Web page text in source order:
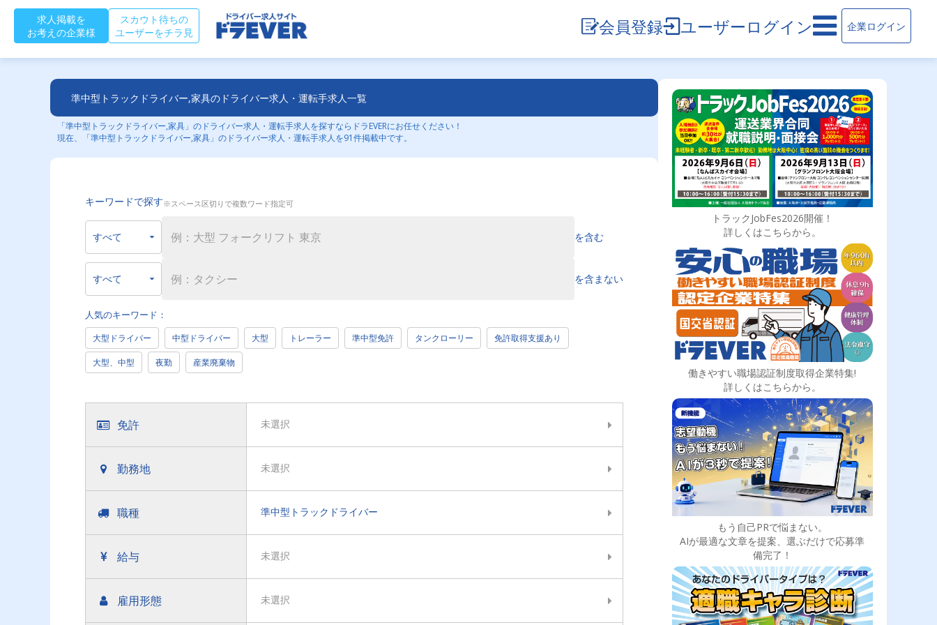
求人掲載を
お考えの企業様
スカウト待ちの
ユーザーをチラ見
会員登録 ユーザーログイン 企業ログイン
準中型トラックドライバー,家具のドライバー求人・運転手求人一覧
「準中型トラックドライバー,家具」のドライバー求人・運転手求人を探すならドラEVERにお任せください！
現在、「準中型トラックドライバー,家具」のドライバー求人・運転手求人を91件掲載中です。
キーワードで探す※スペース区切りで複数ワード指定可
を含む
を含まない
人気のキーワード：
大型ドライバー 中型ドライバー 大型 トレーラー 準中型免許 タンクローリー 免許取得支援あり
大型、中型 夜勤 産業廃棄物
免許 未選択
勤務地 未選択
職種 準中型トラックドライバー
給与 未選択
雇用形態 未選択
トラックJobFes2026開催！
詳しくはこちらから。
働きやすい職場認証制度取得企業特集!
詳しくはこちらから。
もう自己PRで悩まない。
AIが最適な文章を提案、選ぶだけで応募準
備完了！